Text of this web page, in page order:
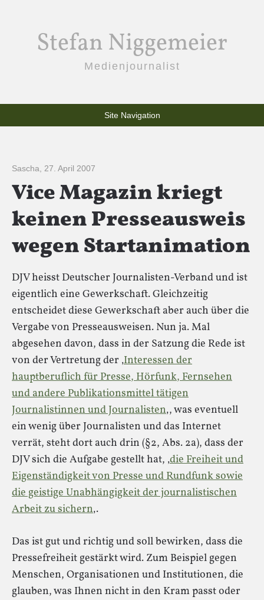
Stefan Niggemeier
Medienjournalist
Site Navigation
Sascha 27. April 2007
Vice Magazin kriegt
keinen Presseausweis
wegen Startanimation
DJV heisst Deutscher Journalisten-Verband und ist
eigentlich eine Gewerkschaft. Gleichzeitig
entscheidet diese Gewerkschaft aber auch über die
Vergabe von Presseausweisen. Nun ja. Mal
abgesehen davon, dass in der Satzung die Rede ist
von der Vertretung der ‚Interessen der
hauptberuflich für Presse, Hörfunk, Fernsehen
und andere Publikationsmittel tätigen
Journalistinnen und Journalisten‚, was eventuell
ein wenig über Journalisten und das Internet
verrät, steht dort auch drin (§2, Abs. 2a), dass der
DJV sich die Aufgabe gestellt hat, ‚die Freiheit und
Eigenständigkeit von Presse und Rundfunk sowie
die geistige Unabhängigkeit der journalistischen
Arbeit zu sichern‚.
Das ist gut und richtig und soll bewirken, dass die
Pressefreiheit gestärkt wird. Zum Beispiel gegen
Menschen, Organisationen und Institutionen, die
glauben, was Ihnen nicht in den Kram passt oder